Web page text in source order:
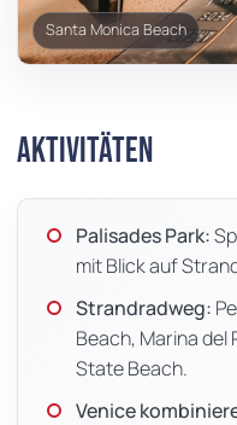
Santa Monica Beach
Aktivitäten
Palisades Park:
mit Blick auf
Strandradweg:
Beach, Marina del
State Beach.
Venice